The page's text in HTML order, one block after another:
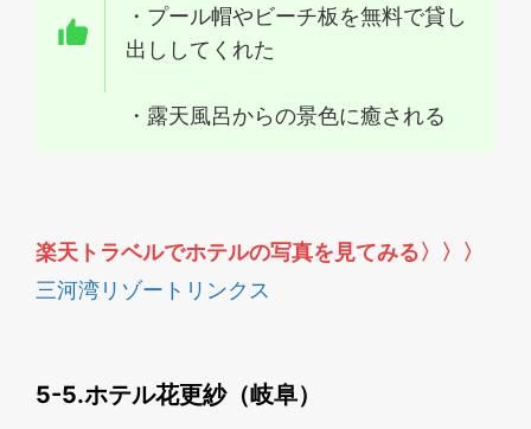
・プール帽やビーチ板を無料で貸し
出ししてくれた
・露天風呂からの景色に癒される
楽天トラベルでホテルの写真を見てみる〉〉〉
三河湾リゾートリンクス
5-5.ホテル花更紗（岐阜）